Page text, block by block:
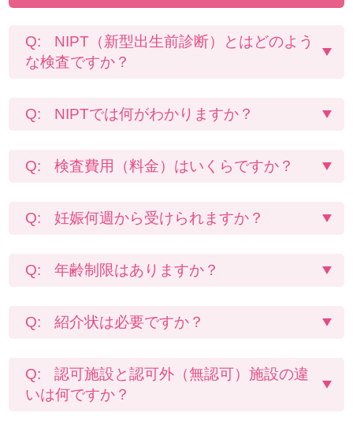
NIPT（新型出生前診断）とはどのよう
な検査ですか？
NIPTでは何がわかりますか？
検査費用（料金）はいくらですか？
妊娠何週から受けられますか？
年齢制限はありますか？
紹介状は必要ですか？
認可施設と認可外（無認可）施設の違
いは何ですか？